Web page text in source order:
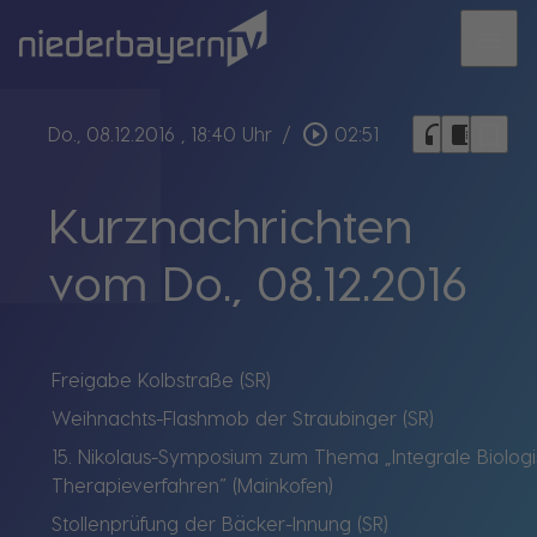
Do., 08.12.2016 , 18:40 Uhr / play_circle_outline 02:51 headphones chrome_reader_mode
Kurznachrichten
vom Do., 08.12.2016
Freigabe Kolbstraße (SR)
Weihnachts-Flashmob der Straubinger (SR)
15. Nikolaus-Symposium zum Thema „Integrale
Therapieverfahren“ (Mainkofen)
Stollenprüfung der Bäcker-Innung (SR)